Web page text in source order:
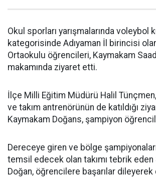
Okul sporları yarışmalarında voleybol
kategorisinde Adıyaman İl birincisi
Ortaokulu öğrencileri, Kaymakam
makamında ziyaret etti.
İlçe Milli Eğitim Müdürü Halil
ve takım antrenörünün de katıldığı
Kaymakam Doğans, şampiyon
Dereceye giren ve bölge
temsil edecek olan takımı tebrik
Doğan, öğrencilere başarılar